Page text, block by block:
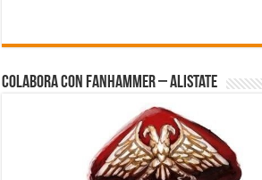
Colabora con FanHammer – Alistate